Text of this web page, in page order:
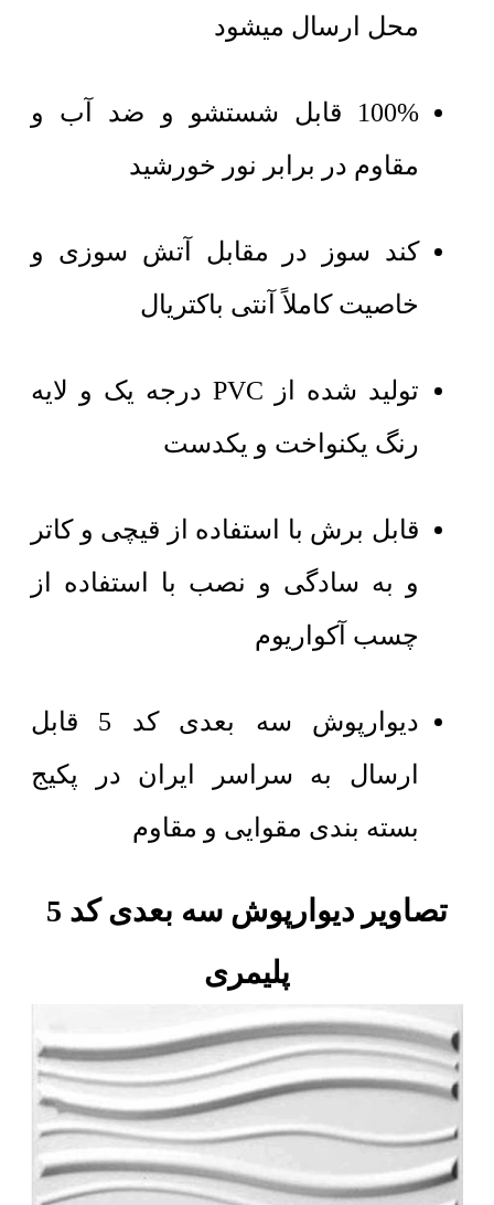
محل ارسال میشود
100% قابل شستشو و ضد آب و
مقاوم در برابر نور خورشید
کند سوز در مقابل آتش سوزی و
خاصیت کاملاً آنتی باکتریال
تولید شده از PVC درجه یک و لایه
رنگ یکنواخت و یکدست
قابل برش با استفاده از قیچی و کاتر
و به سادگی و نصب با استفاده از
چسب آکواریوم
دیوارپوش سه بعدی کد 5 قابل
ارسال به سراسر ایران در پکیج
بسته بندی مقوایی و مقاوم
تصاویر دیوارپوش سه بعدی کد 5
پلیمری